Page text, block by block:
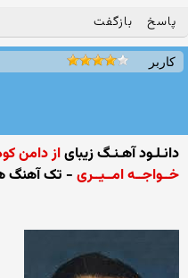
پاسخ بازگفت
کاربر
دانـلـود آهـنـگ زیبایاز دامن
خــواجــه امــیــری - تک آهنگ